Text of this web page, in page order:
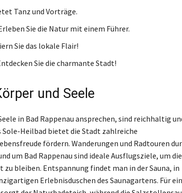
Tanz und Vorträge.
Sie die Natur mit einem Führer.
Sie das lokale Flair!
Sie die charmante Stadt!
und Seele
in Bad Rappenau ansprechen, sind reichhaltig
Heilbad bietet die Stadt zahlreiche
fördern. Wanderungen und Radtouren
um Bad Rappenau sind ideale Ausflugsziele, um
bleiben. Entspannung findet man in der Sauna, in
Erlebnisduschen des Saunagartens. Für ein